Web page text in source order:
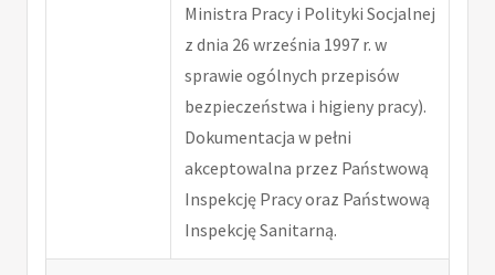
Ministra Pracy i Polityki Socjalnej
z dnia 26 września 1997 r. w
sprawie ogólnych przepisów
bezpieczeństwa i higieny pracy).
Dokumentacja w pełni
akceptowalna przez Państwową
Inspekcję Pracy oraz Państwową
Inspekcję Sanitarną.